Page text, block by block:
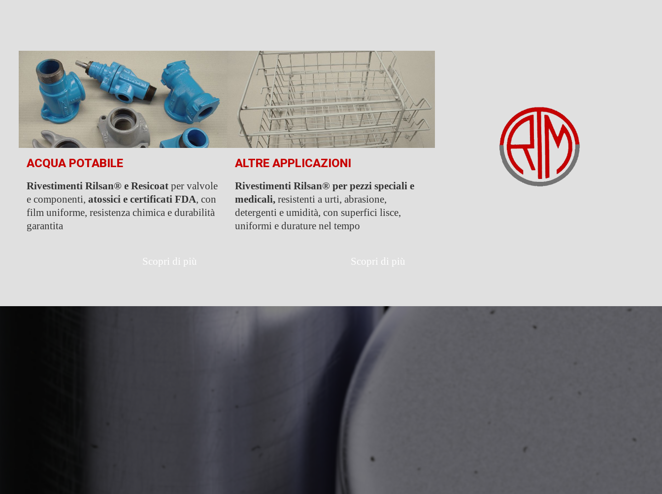
ACQUA POTABILE
Rivestimenti Rilsan® e Resicoatper valvole
e componenti, atossici e certificati FDA, con
film uniforme, resistenza chimica e durabilità
garantita
Scopri di più
ALTRE APPLICAZIONI
Rivestimenti Rilsan® per pezzi speciali e
medicali,resistenti a urti, abrasione,
detergenti e umidità, con superfici lisce,
uniformi e durature nel tempo
Scopri di più